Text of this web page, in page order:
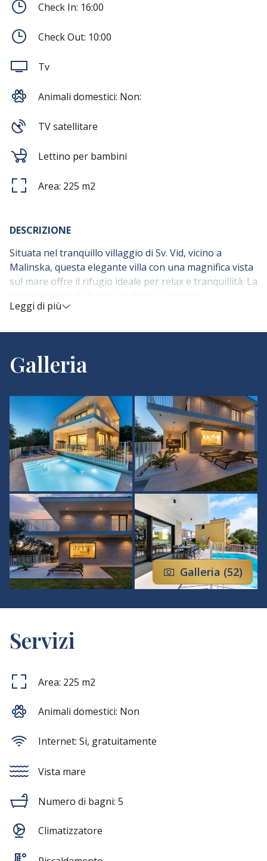
Check In: 16:00
Check Out: 10:00
Tv
Animali domestici: Non:
TV satellitare
Lettino per bambini
Area: 225 m2
DESCRIZIONE
Situata nel tranquillo villaggio di Sv. Vid, vicino a
Malinska, questa elegante villa con una magnifica vista
sul mare offre il rifugio ideale per relax e tranquillità. La
mediterraneo crea un’atmosfera calda e raffinata fin
un’area soggiorno open space collegata a una cucina
completamente attrezzata e alla zona pranzo, nonché
Per un’esperienza di totale relax sono a disposizione
una sauna privata, una palestra e una konoba per
piacevoli serate in compagnia. L’area esterna curata
offre lo spazio ideale per rilassarsi e trascorrere
momenti insieme.
I prezzi si riferiscono a un soggiorno per 8 persone.
Per un numero inferiore di ospiti, i prezzi vengono
ridotti di conseguenza. In caso di soggiorno fino a 6
persone, sono disponibili tre camere da letto.
Leggi di più
Galleria
Galleria (52)
Servizi
Area: 225 m2
Animali domestici: Non
Internet: Si, gratuitamente
Vista mare
Numero di bagni: 5
Climatizzatore